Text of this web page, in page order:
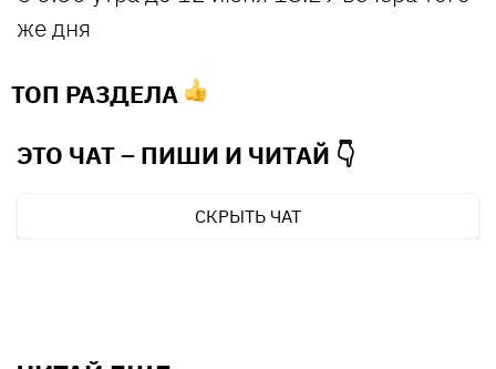
же дня
ТОП РАЗДЕЛА
ЭТО ЧАТ – ПИШИ И ЧИТАЙ 👇
СКРЫТЬ ЧАТ